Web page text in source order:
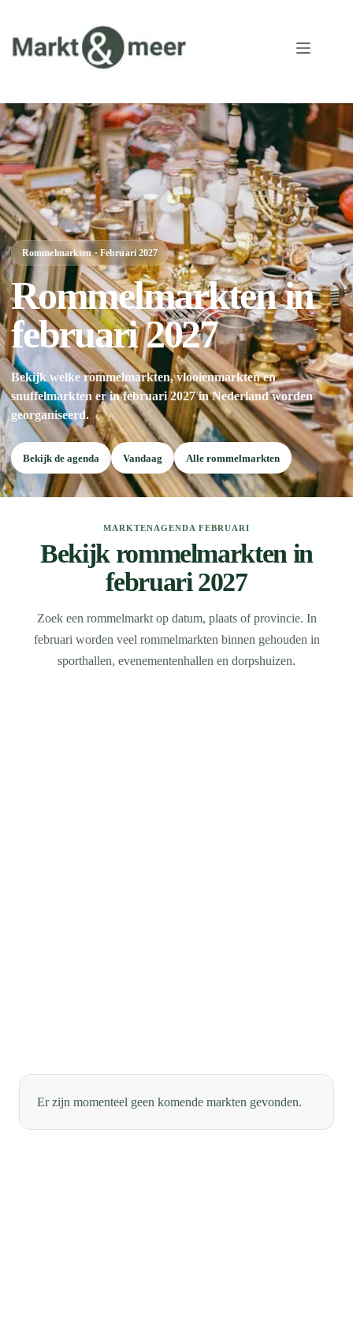
Rommelmarkten · Februari 2027
Rommelmarkten in
februari 2027
Bekijk welke rommelmarkten, vlooienmarkten en
snuffelmarkten er in februari 2027 in Nederland worden
georganiseerd.
Bekijk de agenda Vandaag Alle rommelmarkten
MARKTENAGENDA FEBRUARI
Bekijk rommelmarkten in
februari 2027
Zoek een rommelmarkt op datum, plaats of provincie. In
februari worden veel rommelmarkten binnen gehouden in
sporthallen, evenementenhallen en dorpshuizen.
Er zijn momenteel geen komende markten gevonden.